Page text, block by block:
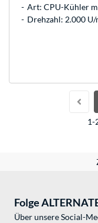
Art: CPU-Kühler
Drehzahl: 2.000 U/
1-
Folge
Über unsere Social-